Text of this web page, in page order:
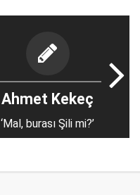
Ahmet Kekeç
‘Mal, burası Şili mi?’